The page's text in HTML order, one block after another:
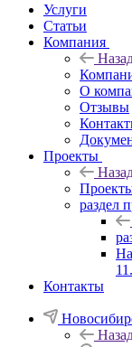
Услуги
Статьи
Компания
О
Отзывы
Проекты
раздел
Контакты